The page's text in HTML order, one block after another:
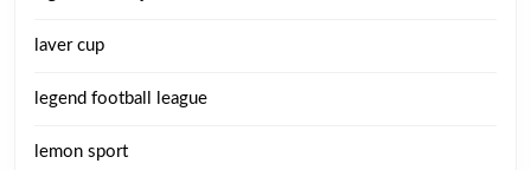
laver cup
legend football league
lemon sport